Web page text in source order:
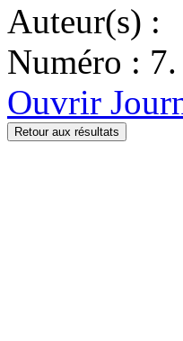
Auteur(s) :
Numéro :
Ouvrir
Retour aux résultats